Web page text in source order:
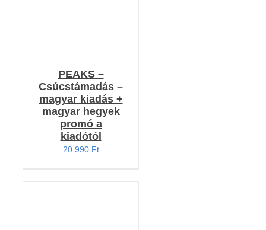
PEAKS –
Csúcstámadás –
magyar kiadás +
magyar hegyek
promó a
kiadótól
20 990 Ft